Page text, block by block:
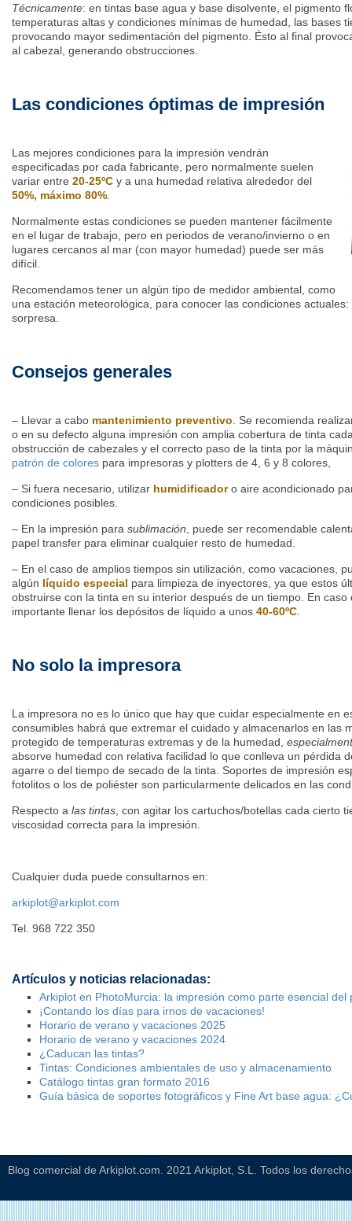
Técnicamente: en tintas base agua y base disolvente, el pigmento
temperaturas altas y condiciones mínimas de humedad, las bases
provocando mayor sedimentación del pigmento. Ésto al final
al cabezal, generando obstrucciones.
Las condiciones óptimas de impresión
Las mejores condiciones para la impresión vendrán
especificadas por cada fabricante, pero normalmente suelen
variar entre 20-25ºC y a una humedad relativa alrededor del
50%, máximo 80%
Normalmente estas condiciones se pueden mantener fácilmente
en el lugar de trabajo, pero en periodos de verano/invierno o en
lugares cercanos al mar (con mayor humedad) puede ser más
difícil.
Recomendamos tener un algún tipo de medidor ambiental, como
una estación meteorológica, para conocer las condiciones
sorpresa.
Consejos generales
– Llevar a cabo mantenimiento preventivo . Se recomienda
o en su defecto alguna impresión con amplia cobertura de tinta
obstrucción de cabezales y el correcto paso de la tinta por la
patrón de colores para impresoras y plotters de 4, 6 y 8 colores,
– Si fuera necesario, utilizar humidificadoro aire acondicionado
condiciones posibles.
– En la impresión para sublimación , puede ser recomendable
papel transfer para eliminar cualquier resto de humedad.
– En el caso de amplios tiempos sin utilización, como vacaciones,
algún líquido especial para limpieza de inyectores, ya que estos
obstruirse con la tinta en su interior después de un tiempo. En
importante llenar los depósitos de líquido a unos 40-60ºC
No solo la impresora
La impresora no es lo único que hay que cuidar especialmente en
consumibles habrá que extremar el cuidado y almacenarlos en las
protegido de temperaturas extremas y de la humedad,
absorve humedad con relativa facilidad lo que conlleva un pérdida
agarre o del tiempo de secado de la tinta. Soportes de impresión
fotolitos o los de poliéster son particularmente delicados en las
Respecto a las tintas , con agitar los cartuchos/botellas cada cierto
viscosidad correcta para la impresión.
Cualquier duda puede consultarnos en:
arkiplot@arkiplot.com
Tel. 968 722 350
Artículos y noticias relacionadas:
Arkiplot en PhotoMurcia: la impresión como parte esencial del
¡Contando los días para irnos de vacaciones!
Horario de verano y vacaciones 2025
Horario de verano y vacaciones 2024
¿Caducan las tintas?
Tintas: Condiciones ambientales de uso y almacenamiento
Catálogo tintas gran formato 2016
Guía básica de soportes fotográficos y Fine Art base agua:
Blog comercial de Arkiplot.com. 2021 Arkiplot, S.L. Todos los